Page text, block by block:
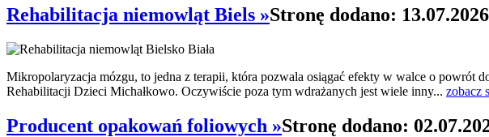
Rehabilitacja niemowląt Biels »Stronę dodano: 13.07.2026
Mikropolaryzacja mózgu, to jedna z terapii, która pozwala osiągać efekty w walce o powrót
Rehabilitacji Dzieci Michałkowo. Oczywiście poza tym wdrażanych jest wiele inny... zobacz
Producent opakowań foliowych »Stronę dodano: